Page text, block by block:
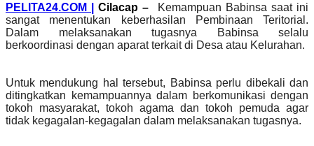
PELITA24.COM | Cilacap –
Kemampuan Babinsa saat ini
sangat menentukan keberhasilan Pembinaan Teritorial.
Dalam melaksanakan tugasnya Babinsa selalu
berkoordinasi dengan aparat terkait di Desa atau Kelurahan.
Untuk mendukung hal tersebut, Babinsa perlu dibekali dan
ditingkatkan kemampuannya dalam berkomunikasi dengan
tokoh masyarakat, tokoh agama dan tokoh pemuda agar
tidak kegagalan-kegagalan dalam melaksanakan tugasnya.